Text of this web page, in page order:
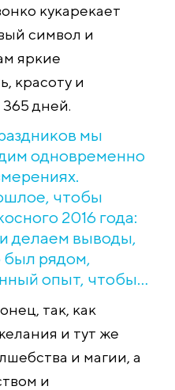
кукарекает
символ и
яркие
красоту и
дней.
мы
одновременно
чтобы
2016 года:
делаем выводы,
был рядом,
опыт, чтобы…
так, как
и тут же
и магии, а
и